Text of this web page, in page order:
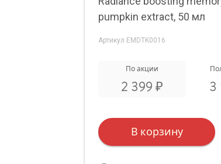
pumpkin extract, 50 мл
Артикул EMDTK0016
По акции
2 399 ₽ 3
в корзину